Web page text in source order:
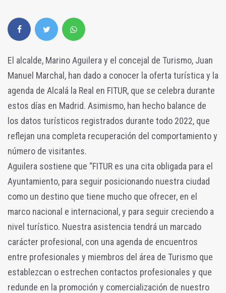
El alcalde, Marino Aguilera y el concejal de Turismo, Juan
Manuel Marchal, han dado a conocer la oferta turística y la
agenda de Alcalá la Real en FITUR, que se celebra durante
estos días en Madrid. Asimismo, han hecho balance de
los datos turísticos registrados durante todo 2022, que
reflejan una completa recuperación del comportamiento y
número de visitantes.
Aguilera sostiene que “FITUR es una cita obligada para el
Ayuntamiento, para seguir posicionando nuestra ciudad
como un destino que tiene mucho que ofrecer, en el
marco nacional e internacional, y para seguir creciendo a
nivel turístico. Nuestra asistencia tendrá un marcado
carácter profesional, con una agenda de encuentros
entre profesionales y miembros del área de Turismo que
establezcan o estrechen contactos profesionales y que
redunde en la promoción y comercialización de nuestro